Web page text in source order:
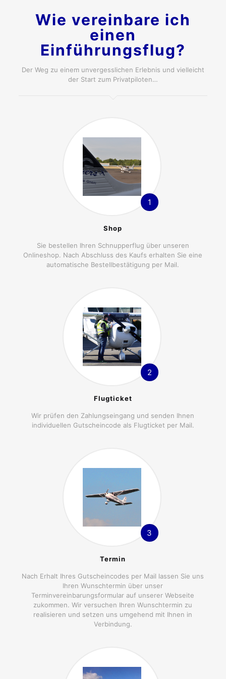
Wie vereinbare ich
einen
Einführungsflug?
Der Weg zu einem unvergesslichen Erlebnis und vielleicht
der Start zum Privatpiloten…
1
Shop
Sie bestellen Ihren Schnupperflug über unseren
Onlineshop. Nach Abschluss des Kaufs erhalten Sie eine
automatische Bestellbestätigung per Mail.
2
Flugticket
Wir prüfen den Zahlungseingang und senden Ihnen
individuellen Gutscheincode als Flugticket per Mail.
3
Termin
Nach Erhalt Ihres Gutscheincodes per Mail lassen Sie uns
Ihren Wunschtermin über unser
Terminvereinbarungsformular auf unserer Webseite
zukommen. Wir versuchen Ihren Wunschtermin zu
realisieren und setzen uns umgehend mit Ihnen in
Verbindung.